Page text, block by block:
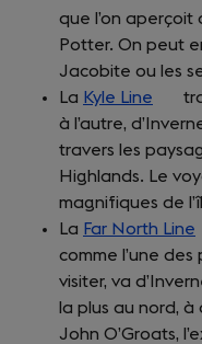
que l’on aperçoit
Potter. On peut
Jacobite ou les
La Kyle Line
in
a
new
tab)
à l’autre,
travers les
Highlands. Le
magnifiques de
La Far North Line
comme l’une
visiter, va
la plus au nord, à
John O’Groats,